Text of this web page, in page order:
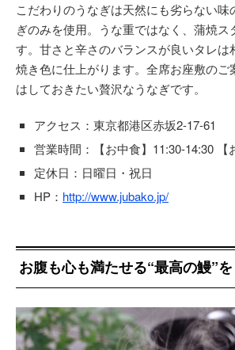
こだわりのうなぎは天然にも劣らない味
ぎのみを使用。うな重ではなく、蒲焼ス
す。甘さと辛さのバランスが良いタレは
焼き色に仕上がります。全席お座敷のご
はしておきたい贅沢なうなぎです。
アクセス：東京都港区赤坂2-17-61
営業時間：【お中食】11:30-14:30 【
定休日：日曜日・祝日
HP： http://www.jubako.jp/
お腹も心も満たせる“最高の鰻”を